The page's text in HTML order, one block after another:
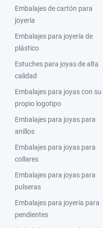
Embalajes de cartón para
joyería
Embalajes para joyería de
plástico
Estuches para joyas de alta
calidad
Embalajes para joyas con su
propio logotipo
Embalajes para joyas para
anillos
Embalajes para joyas para
collares
Embalajes para joyas para
pulseras
Embalajes para joyería para
pendientes